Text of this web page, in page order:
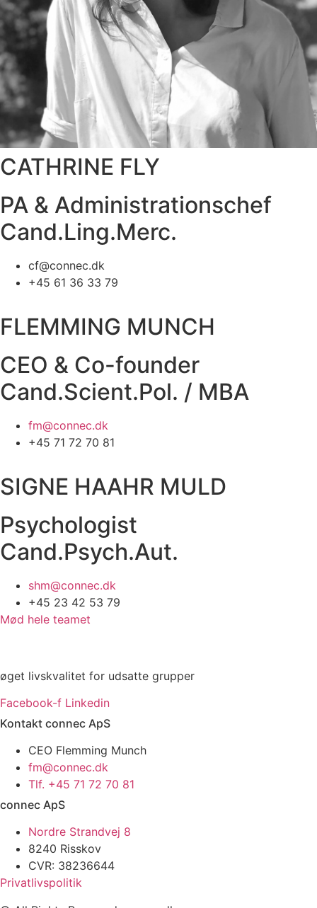
CATHRINE FLY
PA & Administrationschef
Cand.Ling.Merc.
cf@connec.dk
+45 61 36 33 79
FLEMMING MUNCH
CEO & Co-founder
Cand.Scient.Pol. / MBA
fm@connec.dk
+45 71 72 70 81
SIGNE HAAHR MULD
Psychologist
Cand.Psych.Aut.
shm@connec.dk
+45 23 42 53 79
Mød hele teamet
øget livskvalitet for udsatte grupper
Facebook-f Linkedin
Kontakt connec ApS
CEO Flemming Munch
fm@connec.dk
Tlf. +45 71 72 70 81
connec ApS
Nordre Strandvej 8
8240 Risskov
CVR: 38236644
Privatlivspolitik